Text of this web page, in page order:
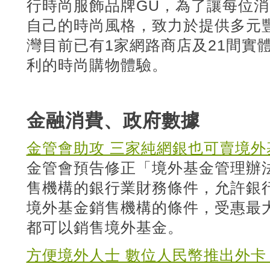
行時尚服飾品牌GU，為了讓每位
自己的時尚風格，致力於提供多元
灣目前已有1家網路商店及21間實
利的時尚購物體驗。
金融消費、政府數據
金管會助攻 三家純網銀也可賣境
金管會預告修正「境外基金管理辦
售機構的銀行業財務條件，允許銀
境外基金銷售機構的條件，受惠最
都可以銷售境外基金。
方便境外人士 數位人民幣推出外